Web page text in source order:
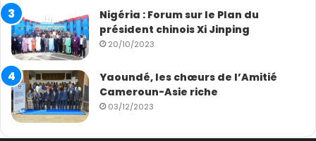
Nigéria : Forum sur le Plan du
président chinois Xi Jinping
20/10/2023
Yaoundé, les chœurs de l’Amitié
Cameroun-Asie riche
03/12/2023